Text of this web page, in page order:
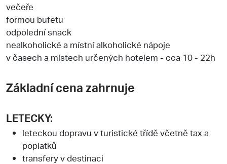
večeře
formou bufetu
odpolední snack
nealkoholické a místní alkoholické nápoje
v časech a místech určených hotelem - cca 10 - 22h
Základní cena zahrnuje
LETECKY:
leteckou dopravu v turistické třídě včetně tax a
poplatků
transfery v destinaci